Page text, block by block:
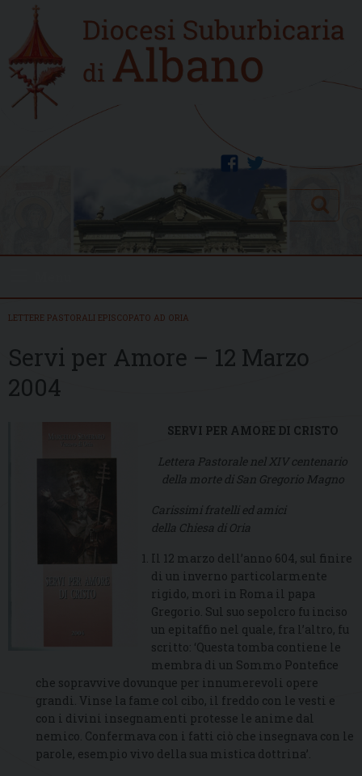
content
Home
new
twitter
facebook
Search
LETTERE PASTORALI EPISCOPATO AD ORIA
Servi per Amore – 12 Marzo
2004
SERVI PER AMORE DI CRISTO
Lettera Pastorale nel XIV centenario
della morte di San Gregorio Magno
Carissimi fratelli ed amici
della Chiesa di Oria
Il 12 marzo dell’anno 604, sul finire
di un inverno particolarmente
rigido, morì in Roma il papa
Gregorio. Sul suo sepolcro fu inciso
un epitaffio nel quale, fra l’altro, fu
scritto: ‘Questa tomba contiene le
membra di un Sommo Pontefice
che sopravvive dovunque per innumerevoli opere
grandi. Vinse la fame col cibo, il freddo con le vesti e
con i divini insegnamenti protesse le anime dal
nemico. Confermava con i fatti ciò che insegnava con le
parole, esempio vivo della sua mistica dottrina’.